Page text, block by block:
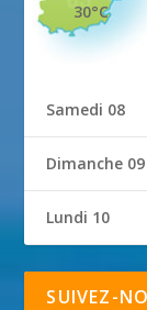
30°C
Samedi 08
Dimanche 09
Lundi 10
SUIVEZ-